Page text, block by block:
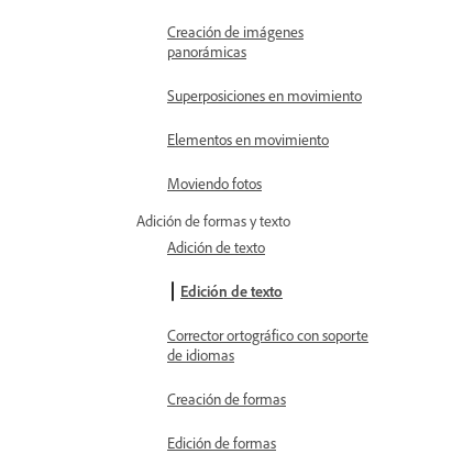
Creación de imágenes
panorámicas
Superposiciones en movimiento
Elementos en movimiento
Moviendo fotos
Adición de formas y texto
Adición de texto
Edición de texto
Corrector ortográfico con soporte
de idiomas
Creación de formas
Edición de formas